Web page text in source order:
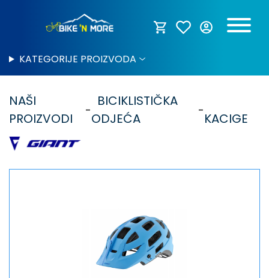
KATEGORIJE PROIZVODA
NAŠI
PROIZVODI
BICIKLISTIČKA
ODJEĆA
KACIGE